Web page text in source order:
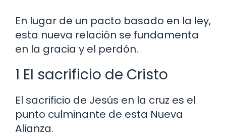
En lugar de un pacto basado en la ley,
esta nueva relación se fundamenta
en la gracia y el perdón.
1 El sacrificio de Cristo
El sacrificio de Jesús en la cruz es el
punto culminante de esta Nueva
Alianza.